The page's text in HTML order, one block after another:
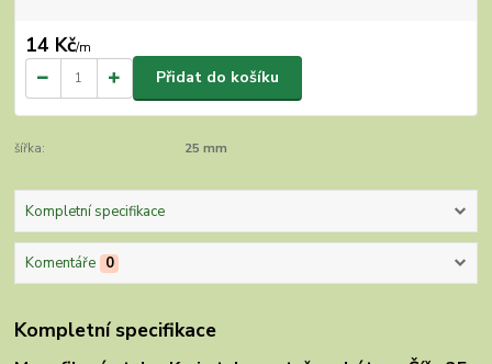
14 Kč/m
Přidat do košíku
šířka: 25 mm
Kompletní specifikace
Komentáře 0
Kompletní specifikace